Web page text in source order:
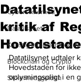
Cybersikkerhed
Datatilsynet
Kunstig Intelligens og AI
Blockchain og Crypto
Sikkerhedsguiden
kritik af
Datatilsynet udtaler
Hovedstaden for
oplysningspligt i en